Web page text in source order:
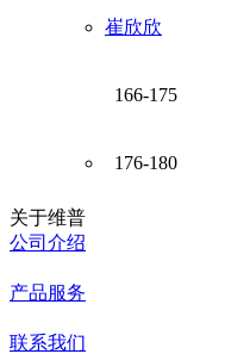
崔欣欣
166-175
176-180
关于维普
公司介绍
产品服务
联系我们